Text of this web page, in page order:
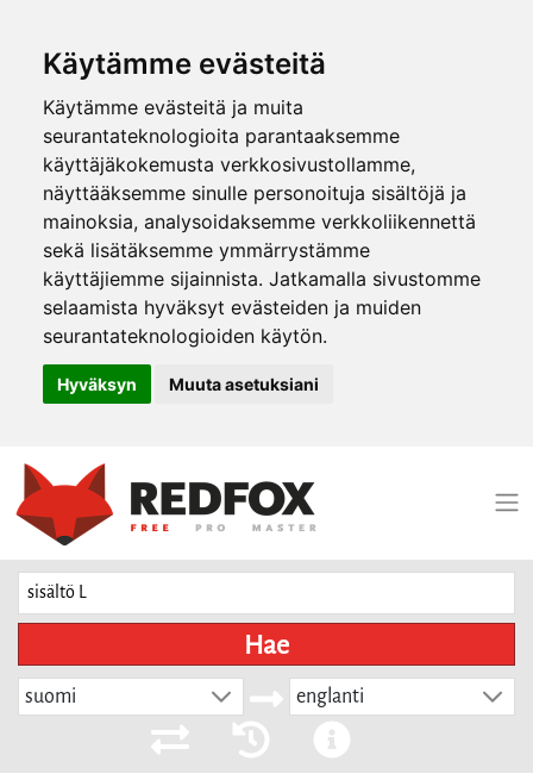
Käytämme evästeitä
Käytämme evästeitä ja muita
seurantateknologioita parantaaksemme
käyttäjäkokemusta verkkosivustollamme,
näyttääksemme sinulle personoituja sisältöjä ja
mainoksia, analysoidaksemme verkkoliikennettä
sekä lisätäksemme ymmärrystämme
käyttäjiemme sijainnista. Jatkamalla sivustomme
selaamista hyväksyt evästeiden ja muiden
seurantateknologioiden käytön.
Hyväksyn Muuta asetuksiani
Hae
suomi englanti